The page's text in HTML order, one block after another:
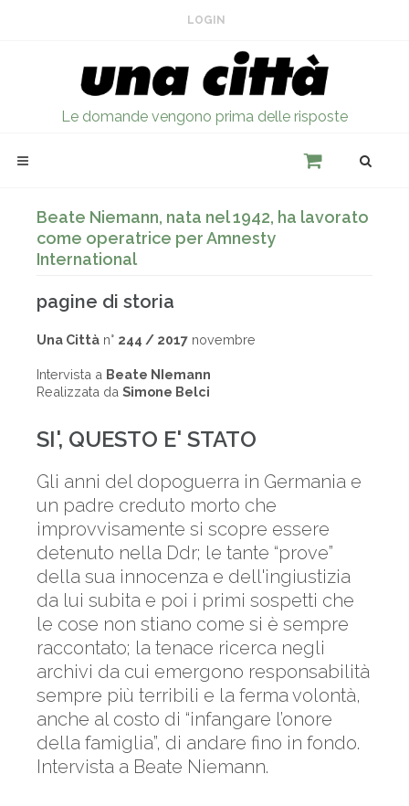
LOGIN
Le domande vengono prima delle risposte
Beate Niemann, nata nel 1942, ha lavorato
come operatrice per Amnesty
International
pagine di storia
Una Città n° 244 / 2017 novembre
Intervista a Beate NIemann
Realizzata da Simone Belci
SI', QUESTO E' STATO
Gli anni del dopoguerra in Germania e
un padre creduto morto che
improvvisamente si scopre essere
detenuto nella Ddr; le tante “prove”
della sua innocenza e dell'ingiustizia
da lui subita e poi i primi sospetti che
le cose non stiano come si è sempre
raccontato; la tenace ricerca negli
archivi da cui emergono responsabilità
sempre più terribili e la ferma volontà,
anche al costo di “infangare l’onore
della famiglia”, di andare fino in fondo.
Intervista a Beate Niemann.